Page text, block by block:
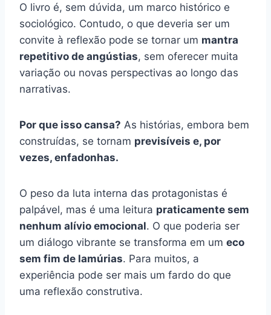
O livro é, sem dúvida, um marco histórico e
sociológico. Contudo, o que deveria ser um
convite à reflexão pode se tornar um mantra
repetitivo de angústias, sem oferecer muita
variação ou novas perspectivas ao longo das
narrativas.
Por que isso cansa? As histórias, embora bem
construídas, se tornam previsíveis e, por
vezes, enfadonhas.
O peso da luta interna das protagonistas é
palpável, mas é uma leitura praticamente sem
nenhum alívio emocional. O que poderia ser
um diálogo vibrante se transforma em um eco
sem fim de lamúrias. Para muitos, a
experiência pode ser mais um fardo do que
uma reflexão construtiva.